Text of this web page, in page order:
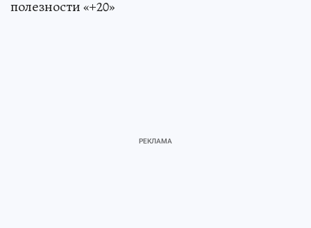
полезности «+20»